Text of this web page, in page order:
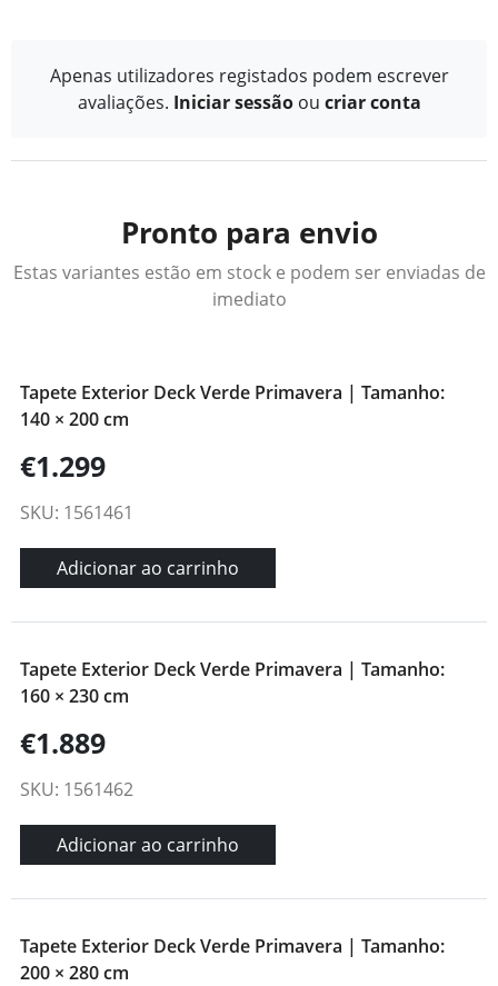
Apenas utilizadores registados podem escrever
avaliações. Iniciar sessão ou criar conta
Pronto para envio
Estas variantes estão em stock e podem ser enviadas de
imediato
Tapete Exterior Deck Verde Primavera | Tamanho:
140 × 200 cm
€1.299
SKU: 1561461
Adicionar ao carrinho
Tapete Exterior Deck Verde Primavera | Tamanho:
160 × 230 cm
€1.889
SKU: 1561462
Adicionar ao carrinho
Tapete Exterior Deck Verde Primavera | Tamanho:
200 × 280 cm